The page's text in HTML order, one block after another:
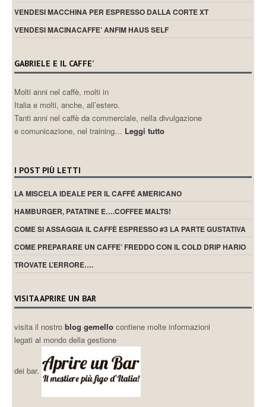
VENDESI MACCHINA PER ESPRESSO DALLA CORTE XT
VENDESI MACINACAFFE’ ANFIM HAUS SELF
GABRIELE E IL CAFFE’
Molti anni nel caffè, molti in
Italia e molti, anche, all’estero.
Tanti anni nel caffè da commerciale, nella divulgazione
e comunicazione, nel training… Leggi tutto
I POST PIÙ LETTI
LA MISCELA IDEALE PER IL CAFFÉ AMERICANO
HAMBURGER, PATATINE E….COFFEE MALTS!
COME SI ASSAGGIA IL CAFFÈ ESPRESSO #3 LA PARTE GUSTATIVA
COME PREPARARE UN CAFFE’ FREDDO CON IL COLD DRIP HARIO
TROVATE L’ERRORE….
VISITA APRIRE UN BAR
visita il nostroblog gemellocontiene molte informazioni
legati al mondo della gestione
dei bar.